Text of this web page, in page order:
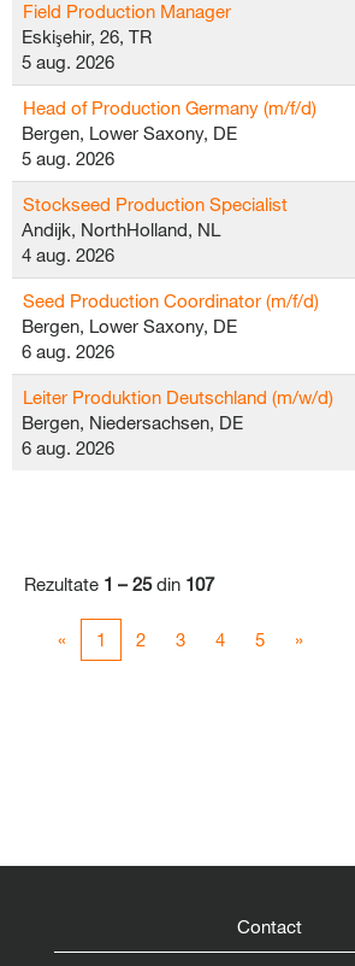
Field Production Manager
Eskişehir, 26, TR
5 aug. 2026
Head of Production Germany (m/f/d)
Bergen, Lower Saxony, DE
5 aug. 2026
Stockseed Production Specialist
Andijk, NorthHolland, NL
4 aug. 2026
Seed Production Coordinator (m/f/d)
Bergen, Lower Saxony, DE
6 aug. 2026
Leiter Produktion Deutschland (m/w/d)
Bergen, Niedersachsen, DE
6 aug. 2026
Rezultate 1 – 25din 107
« 1 2 3 4 5 »
Contact